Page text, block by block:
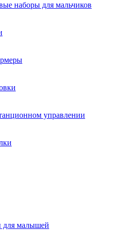
наборы для мальчиков
управлении
для малышей